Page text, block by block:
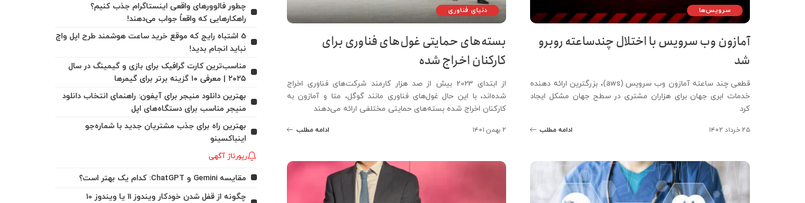
سرویس‌ها
آمازون وب سرویس با اختلال چندساعته روبرو
شد
قطعی چند ساعته آمازون وب سرویس (aws)، بزرگترین ارائه دهنده
خدمات ابری جهان برای هزاران مشتری در سطح جهان مشکل ایجاد
کرد
۲۵ خرداد ۱۴۰۲ ادامه مطلب
دنیای فناوری
بسته‌های حمایتی غول‌های فناوری برای
کارکنان اخراج شده
از ابتدای 2023 بیش از صد هزار کارمند شرکت‌های فناوری اخراج
شده‌اند، با این حال غول‌های فناوری مانند گوگل، متا و آمازون به
کارکنان اخراج شده بسته‌های حمایتی مختلفی ارائه می‌دهند
۲ بهمن ۱۴۰۱ ادامه مطلب
چطور فالوورهای واقعی اینستاگرام جذب کنیم؟
راهکارهایی که واقعاً جواب می‌دهند!
5 اشتباه رایج که موقع خرید ساعت هوشمند طرح اپل واچ
نباید انجام بدید!
مناسب‌ترین کارت گرافیک برای بازی و گیمینگ در سال
۲۰۲۵ | معرفی ۱۰ گزینه برتر برای گیمرها
بهترین دانلود منیجر برای آیفون: راهنمای انتخاب دانلود
منیجر مناسب برای دستگاه‌های اپل
بهترین راه برای جذب مشتریان جدید با شماره‌جو
اینباکسینو
رپورتاژ آگهی
مقایسه Gemini و ChatGPT: کدام یک بهتر است؟
چگونه از قفل شدن خودکار ویندوز 11 یا ویندوز 10